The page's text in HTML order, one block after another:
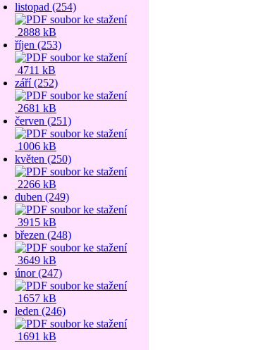
listopad (254)
2888 kB
říjen (253)
4711 kB
září (252)
2681 kB
červen (251)
1006 kB
květen (250)
2266 kB
duben (249)
3915 kB
březen (248)
3649 kB
únor (247)
1657 kB
leden (246)
1691 kB